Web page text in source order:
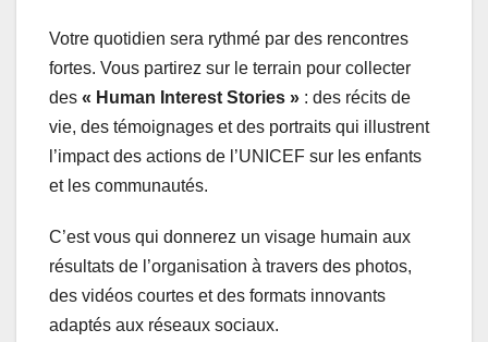
Votre quotidien sera rythmé par des rencontres
fortes. Vous partirez sur le terrain pour collecter
des « Human Interest Stories » : des récits de
vie, des témoignages et des portraits qui illustrent
l’impact des actions de l’UNICEF sur les enfants
et les communautés.
C’est vous qui donnerez un visage humain aux
résultats de l’organisation à travers des photos,
des vidéos courtes et des formats innovants
adaptés aux réseaux sociaux.